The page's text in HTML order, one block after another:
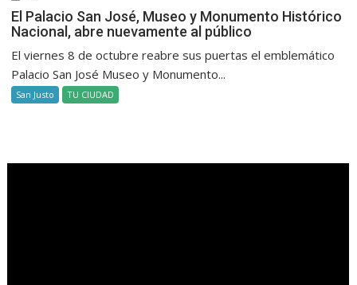
El Palacio San José, Museo y Monumento Histórico
Nacional, abre nuevamente al público
El viernes 8 de octubre reabre sus puertas el emblemático
Palacio San José Museo y Monumento...
San Justo TU CIUDAD